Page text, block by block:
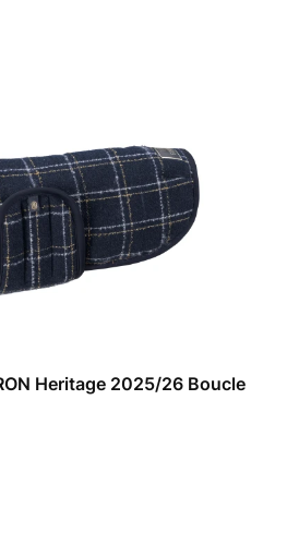
Heritage 2025/26 Boucle